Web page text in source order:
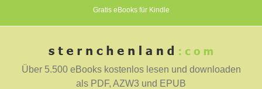
Gratis eBooks für Kindle
Über 5.500 eBooks kostenlos lesen und downloaden
als PDF, AZW3 und EPUB